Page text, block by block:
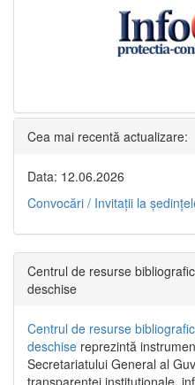
Cea mai recentă actualizare:
Data: 12.06.2026
Convocări / Invitaţii la
Centrul de resurse
deschise
Centrul de resurse
deschise reprezintă
Secretariatului General al
transparenței instituționale,